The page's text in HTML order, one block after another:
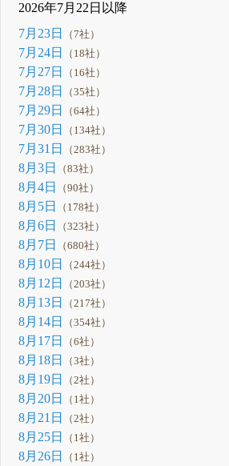
2026年7月22日以降
7月23日
（7社）
7月24日 （18社）
7月27日 （16社）
7月28日 （35社）
7月29日 （64社）
7月30日 （134社）
7月31日 （283社）
8月3日 （83社）
8月4日 （90社）
8月5日 （178社）
8月6日 （323社）
8月7日 （680社）
8月10日 （244社）
8月12日 （203社）
8月13日 （217社）
8月14日 （354社）
8月17日 （6社）
8月18日 （3社）
8月19日 （2社）
8月20日 （1社）
8月21日 （2社）
8月25日 （1社）
8月26日 （1社）